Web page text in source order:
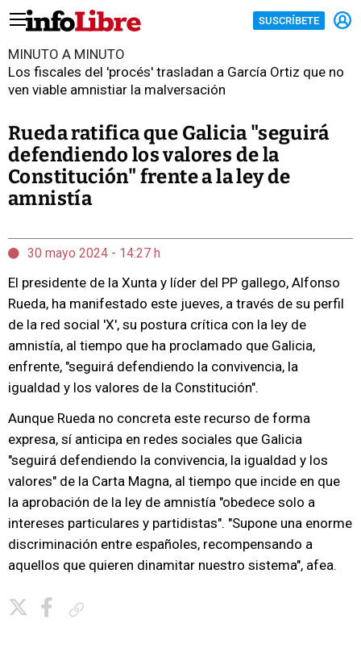
SUSCRÍBETE
MINUTO A MINUTO
Los fiscales del 'procés' trasladan a García Ortiz que no
ven viable amnistiar la malversación
Rueda ratifica que Galicia "seguirá
defendiendo los valores de la
Constitución" frente a la ley de
amnistía
30 mayo 2024 - 14:27 h
El presidente de la Xunta y líder del PP gallego, Alfonso
Rueda, ha manifestado este jueves, a través de su perfil
de la red social 'X', su postura crítica con la ley de
amnistía, al tiempo que ha proclamado que Galicia,
enfrente, "seguirá defendiendo la convivencia, la
igualdad y los valores de la Constitución".
Aunque Rueda no concreta este recurso de forma
expresa, sí anticipa en redes sociales que Galicia
"seguirá defendiendo la convivencia, la igualdad y los
valores" de la Carta Magna, al tiempo que incide en que
la aprobación de la ley de amnistía "obedece solo a
intereses particulares y partidistas". "Supone una enorme
discriminación entre españoles, recompensando a
aquellos que quieren dinamitar nuestro sistema", afea.